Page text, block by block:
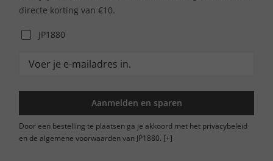
directe korting van €10.
JP1880
Aanmelden en sparen
Door een bestelling te plaatsen ga je akkoord met het privacybeleid
en de algemene voorwaarden van JP1880. [+]